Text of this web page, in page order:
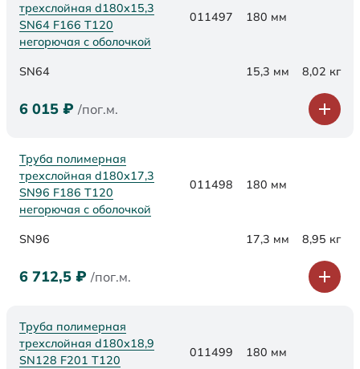
трехслойная d180х15,3
SN64 F166 Т120
негорючая с оболочкой
011497 180 мм
SN64 15,3 мм 8,02 кг
6 015 ₽ /пог.м.
Труба полимерная
трехслойная d180х17,3
SN96 F186 Т120
негорючая с оболочкой
011498 180 мм
SN96 17,3 мм 8,95 кг
6 712,5 ₽ /пог.м.
Труба полимерная
трехслойная d180х18,9
SN128 F201 Т120
011499 180 мм